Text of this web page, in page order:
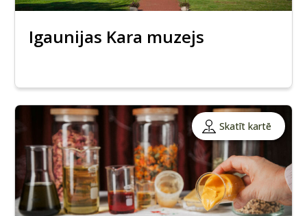
Igaunijas Kara muzejs
Skatīt kartē